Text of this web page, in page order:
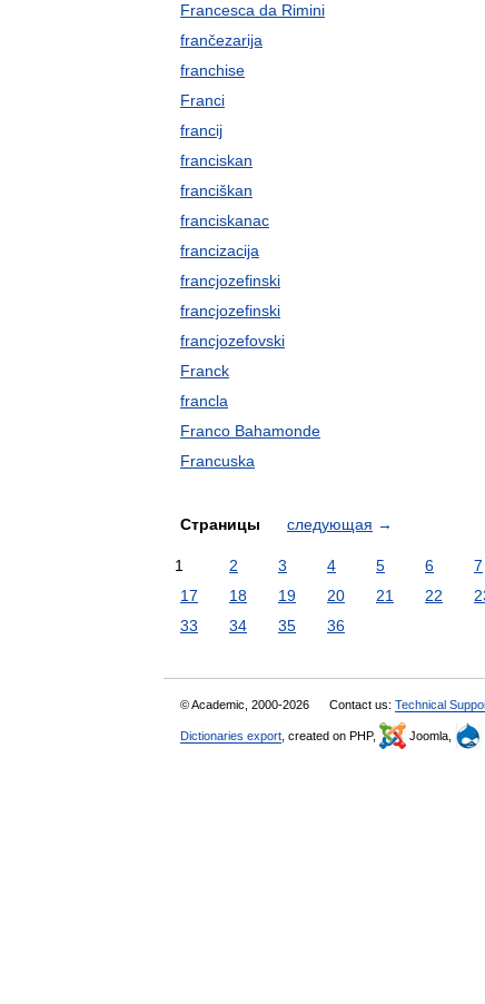
Francesca da Rimini
frančezarija
franchise
Franci
francij
franciskan
franciškan
franciskanac
francizacija
francjozefinski
francjozefinski
francjozefovski
Franck
francla
Franco Bahamonde
Francuska
Страницы следующая →
1 2 3 4 5 6 7
17
18 19 20 21 22
33
34 35 36
© Academic, 2000-2026 Contact us: Technical
Dictionaries export , created on PHP, Joomla,